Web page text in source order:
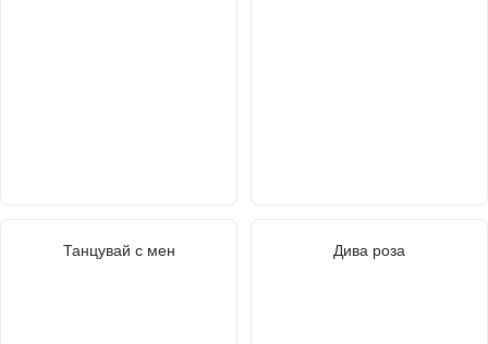
Танцувай с мен Дива роза